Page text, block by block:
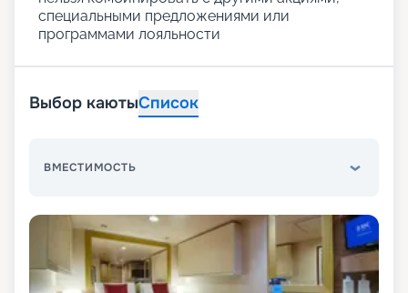
специальными предложениями или
программами лояльности
Выбор каютыСписок
ВМЕСТИМОСТЬ